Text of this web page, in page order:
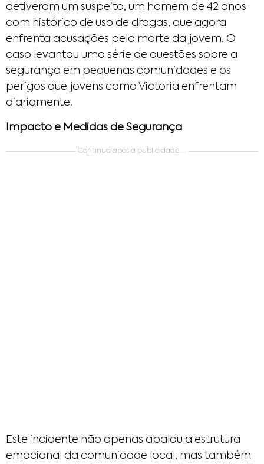
detiveram um suspeito, um homem de 42 anos
com histórico de uso de drogas, que agora
enfrenta acusações pela morte da jovem. O
caso levantou uma série de questões sobre a
segurança em pequenas comunidades e os
perigos que jovens como Victoria enfrentam
diariamente.
Impacto e Medidas de Segurança
Continua após a publicidade....
Este incidente não apenas abalou a estrutura
emocional da comunidade local, mas também